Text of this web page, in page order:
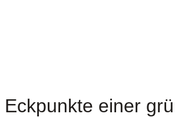
Eckpunkte einer